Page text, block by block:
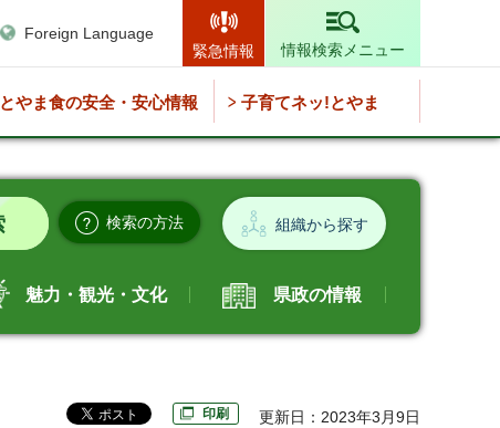
Foreign Language
緊急情報
情報検索メニュー
とやま食の安全・安心情報 子育てネッ!とやま
検索の方法 組織から探す
魅力・観光・文化 県政の情報
印刷 更新日：2023年3月9日